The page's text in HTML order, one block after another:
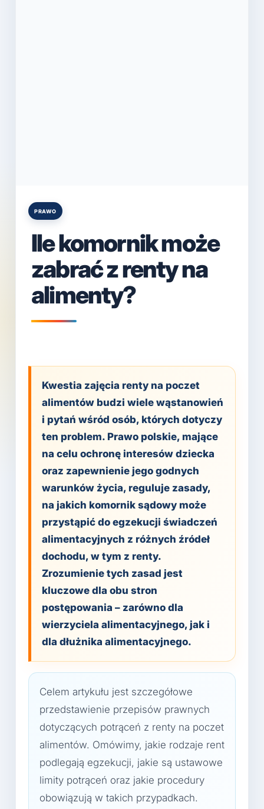
Posted
PRAWO
Ile komornik może
zabrać z renty na
alimenty?
Kwestia zajęcia renty na poczet
alimentów budzi wiele wąstanowień
i pytań wśród osób, których dotyczy
ten problem. Prawo polskie, mające
na celu ochronę interesów dziecka
oraz zapewnienie jego godnych
warunków życia, reguluje zasady,
na jakich komornik sądowy może
przystąpić do egzekucji świadczeń
alimentacyjnych z różnych źródeł
dochodu, w tym z renty.
Zrozumienie tych zasad jest
kluczowe dla obu stron
postępowania – zarówno dla
wierzyciela alimentacyjnego, jak i
dla dłużnika alimentacyjnego.
Celem artykułu jest szczegółowe
przedstawienie przepisów prawnych
dotyczących potrąceń z renty na poczet
alimentów. Omówimy, jakie rodzaje rent
podlegają egzekucji, jakie są ustawowe
limity potrąceń oraz jakie procedury
obowiązują w takich przypadkach.